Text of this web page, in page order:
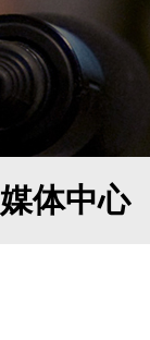
媒体中心